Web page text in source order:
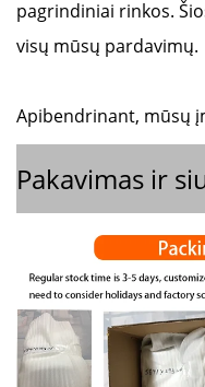
pagrindiniai rinkos.
visų mūsų pardavimų.
Apibendrinant, mūsų
Pakavimas ir